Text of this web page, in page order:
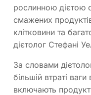
рослинною дієтою
смажених
клітковини та
дієтолог Стефані
За словами
більшій втраті
включають